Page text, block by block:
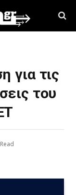
για τις
του